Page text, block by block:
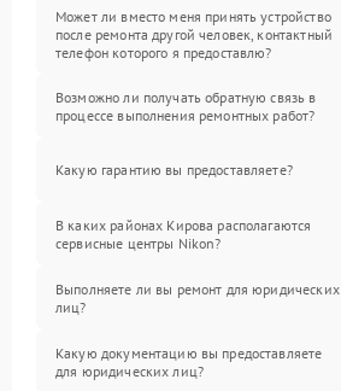
Может ли вместо меня принять устройство
после ремонта другой человек, контактный
телефон которого я предоставлю?
Возможно ли получать обратную связь в
процессе выполнения ремонтных работ?
Какую гарантию вы предоставляете?
В каких районах Кирова располагаются
сервисные центры Nikon?
Выполняете ли вы ремонт для юридических
лиц?
Какую документацию вы предоставляете
для юридических лиц?